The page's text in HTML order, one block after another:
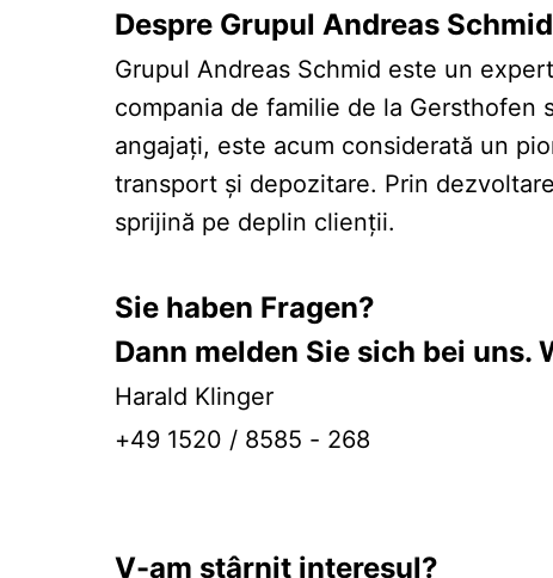
Despre Grupul Andreas
Grupul Andreas Schmid este un
compania de familie de la Gersthofen
angajați, este acum considerată un
transport și depozitare. Prin
sprijină pe deplin clienții.
Sie haben Fragen?
Dann melden Sie sich bei uns.
Harald Klinger
+49 1520 / 8585 - 268
V-am stârnit interesul?